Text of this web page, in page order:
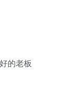
的老板